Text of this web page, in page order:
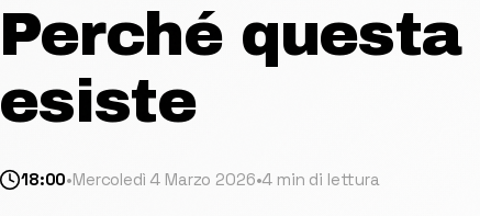
Perché questa
esiste
18:00•Mercoledì 4 Marzo 2026•4 min di lettura